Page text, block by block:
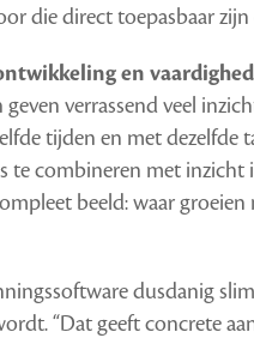
die direct toepasbaar
en
verrassend veel
tijden en met dezelfde
te combineren met inzicht
beeld: waar groeien
dusdanig
“Dat geeft concrete